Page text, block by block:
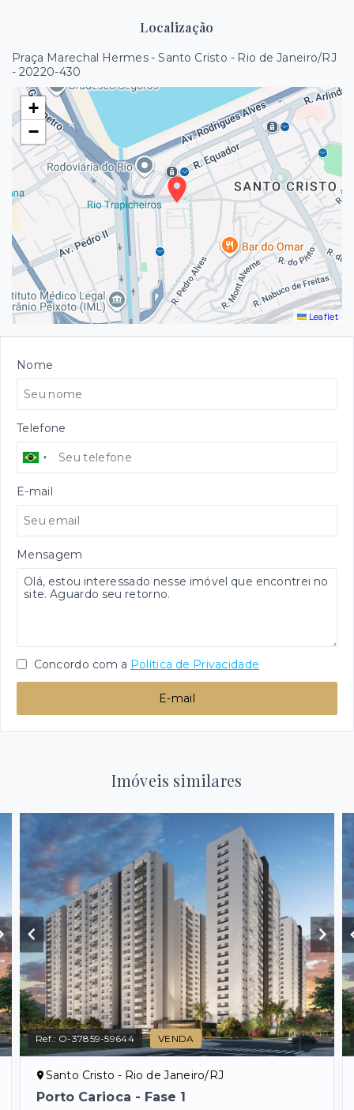
Localização
Praça Marechal Hermes - Santo Cristo - Rio de Janeiro/RJ
- 20220-430
+
−
Leaflet
Nome
Telefone
E-mail
Mensagem
Concordo com a Política de Privacidade
E-mail
Imóveis similares
Ref.: O-37859-59644 VENDA
Santo Cristo - Rio de Janeiro/RJ
Porto Carioca - Fase 1